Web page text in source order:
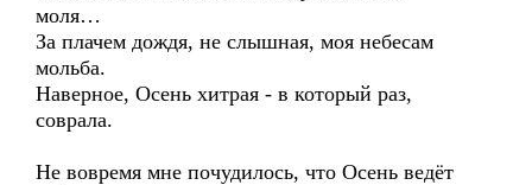
моля…
За плачем дождя, не слышная, моя небесам
мольба.
Наверное, Осень хитрая - в который раз,
соврала.
Не вовремя мне почудилось, что Осень ведёт